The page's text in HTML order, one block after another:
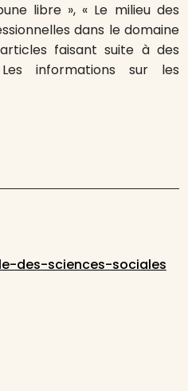
libre », « Le milieu des
dans le domaine
faisant suite à des
informations sur les
des-sciences-sociales